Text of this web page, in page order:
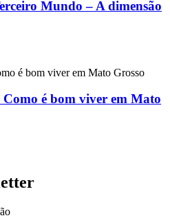
Mundo – A dimensão
é bom viver em Mato